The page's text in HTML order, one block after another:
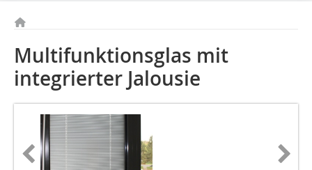
Multifunktionsglas mit
integrierter Jalousie